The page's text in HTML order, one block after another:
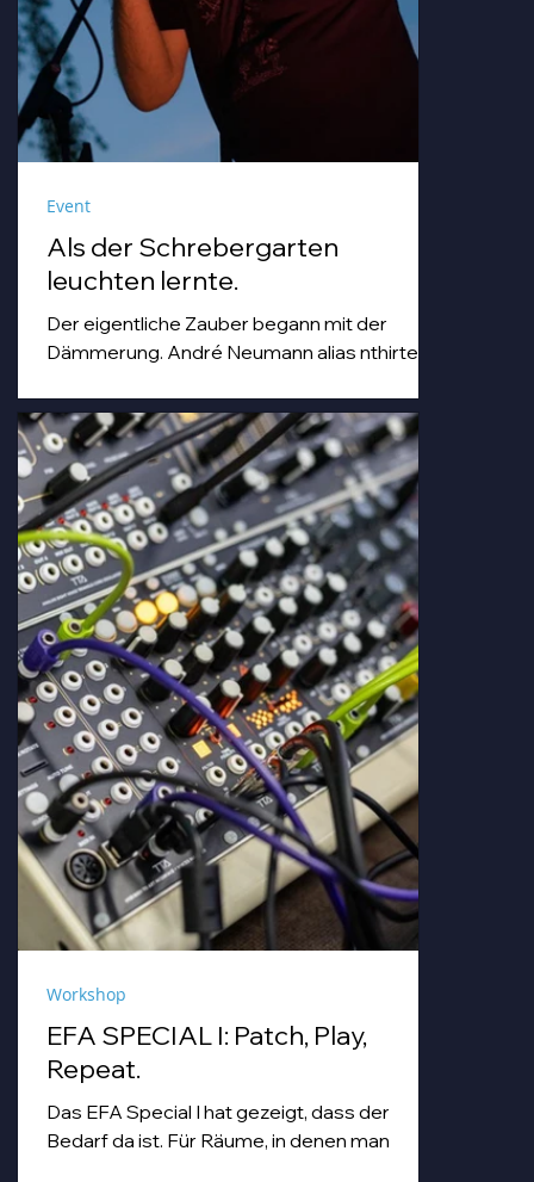
Als der Schrebergarten
leuchten lernte.
Der eigentliche Zauber begann mit der
Dämmerung. André Neumann alias nthirteen
strich mit einem Geigenbogen über seine E-
Gitarre, während die Sonne unterging.
Goldenes Abendlicht mischte sich mit
Farbspots in Türkis, Lila und Blau – die
„Erdbeere" versank für ein paar Minuten in
einem verträumten Meer aus Musik und
Farbe, das man in einer Kleingartenanlage
einfach nicht erwartet.
Event
EFA SPECIAL I: Patch, Play,
Repeat.
Das EFA Special I hat gezeigt, dass der
Bedarf da ist. Für Räume, in denen man
Workshop